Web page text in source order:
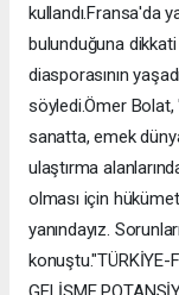
kullandı.Fransa'da
bulunduğuna
diasporasının
söyledi.Ömer Bolat,
sanatta, emek
ulaştırma
olması için hükümet
yanındayız.
konuştu."TÜRKİYE-